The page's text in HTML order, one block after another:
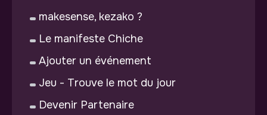
makesense, kezako ?
Le manifeste Chiche
Ajouter un événement
Jeu - Trouve le mot du jour
Devenir Partenaire